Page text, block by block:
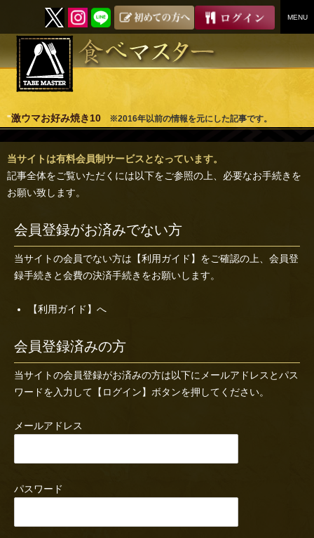
MENU
SKIP
"激ウマお好み焼き10 ※2016年以前の情報を元にした記事です。
当サイトは有料会員制サービスとなっています。
記事全体をご覧いただくには以下をご参照の上、必要なお手続きを
お願い致します。
会員登録がお済みでない方
当サイトの会員でない方は 【利用ガイド】 をご確認の上、会員登
録手続きと会費の決済手続きをお願いします。
【利用ガイド】へ
会員登録済みの方
当サイトの会員登録がお済みの方は以下にメールアドレスとパス
ワードを入力して【ログイン】ボタンを押してください。
メールアドレス
パスワード